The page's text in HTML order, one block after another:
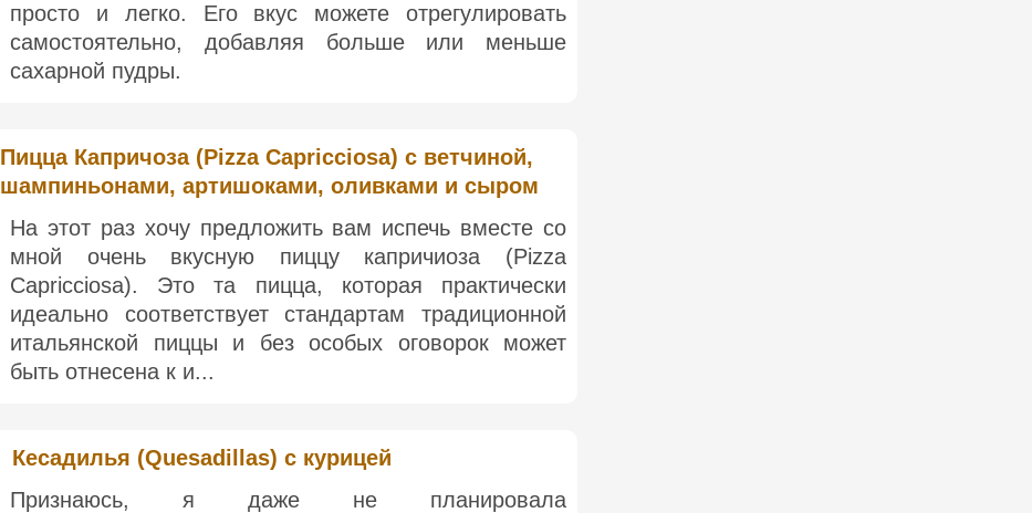
просто и легко. Его вкус можете отрегулировать
самостоятельно, добавляя больше или меньше
сахарной пудры.
Пицца Капричоза (Pizza Capricciosa) с ветчиной,
шампиньонами, артишоками, оливками и сыром
На этот раз хочу предложить вам испечь вместе со
мной очень вкусную пиццу капричиоза (Pizza
Capricciosa). Это та пицца, которая практически
идеально соответствует стандартам традиционной
итальянской пиццы и без особых оговорок может
быть отнесена к и...
Кесадилья (Quesadillas) с курицей
Признаюсь, я даже не планировала